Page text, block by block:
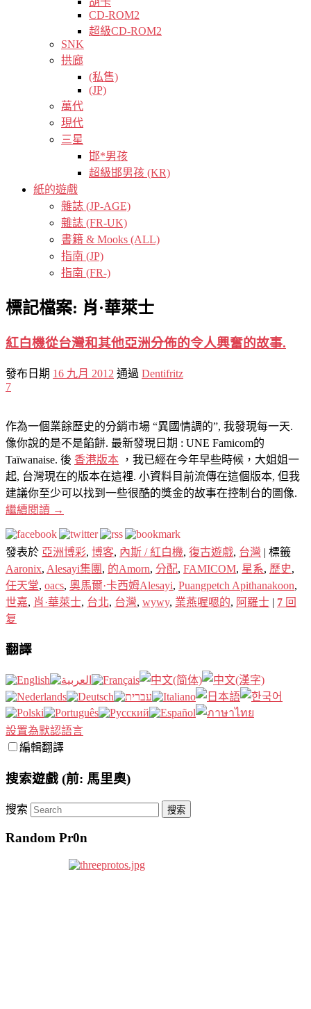
CD-ROM2
超級CD-ROM2
SNK
拱廊
(私售)
(JP)
萬代
現代
三星
邯*男孩
超級邯男孩 (KR)
紙的遊戲
雜誌 (JP-AGE)
雜誌 (FR-UK)
書籍 & Mooks (ALL)
指南 (JP)
指南 (FR-)
標記檔案: 肖·華萊士
紅白機從台灣和其他亞洲分佈的令人興奮的故事.
發布日期 16 九月 2012 通過 Dentifritz
7
作為一個業餘歷史的分銷市場 “異國情調的”, 我發現每一天.
像你說的是不是餡餅. 最新發現日期 : UNE Famicom的
Taïwanaise. 後 香港版本 ，我已經在今年早些時候，大姐姐一
起, 台灣現在的版本在這裡. 小資料目前流傳在這個版本, 但我
建議你至少可以找到一些很酷的獎金的故事在控制台的圖像.
繼續閱讀 →
發表於 亞洲博彩, 博客, 內斯 / 紅白機, 復古遊戲, 台灣 | 標籤
Aaronix, Alesayi集團 , 的Amorn, 分配, FAMICOM, 星系, 歷史,
任天堂, oacs, 奧馬爾·卡西姆Alesayi, Puangpetch Apithanakoon,
世嘉, 肖·華萊士, 台北, 台灣, wywy, 業燕喔嗯的, 阿羅士 | 7 回
复
翻譯
設置為默認語言
編輯翻譯
搜索遊戲 (前: 馬里奧)
搜索
Random Pr0n